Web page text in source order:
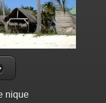
nique